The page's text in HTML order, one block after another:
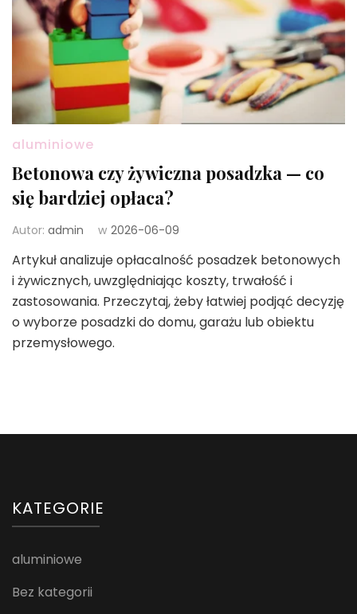
aluminiowe
Betonowa czy żywiczna posadzka — co
się bardziej opłaca?
Autor: admin w 2026-06-09
Artykuł analizuje opłacalność posadzek betonowych
i żywicznych, uwzględniając koszty, trwałość i
zastosowania. Przeczytaj, żeby łatwiej podjąć decyzję
o wyborze posadzki do domu, garażu lub obiektu
przemysłowego.
KATEGORIE
aluminiowe
Bez kategorii